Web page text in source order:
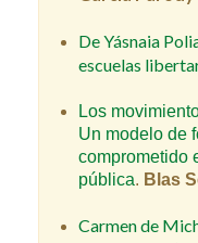
De Yásnaia
escuelas
Los
Un modelo de
comprometido
pública. Blas
Carmen de